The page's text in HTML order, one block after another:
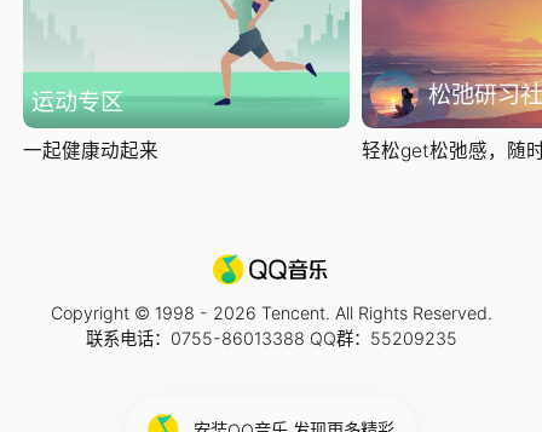
运动专区
一起健康动起来
松弛研习社
轻松get松弛感，随
Copyright © 1998 - 2026 Tencent. All Rights Reserved.
联系电话：0755-86013388 QQ群：55209235